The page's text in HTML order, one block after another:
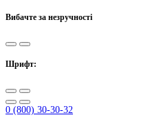
Вибачте за незручності
Шрифт:
0 (800) 30-30-32